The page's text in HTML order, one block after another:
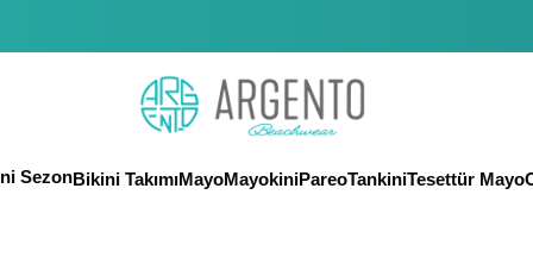
SezonBikini TakımıMayoMayokiniPareoTankiniTesettür Mayo